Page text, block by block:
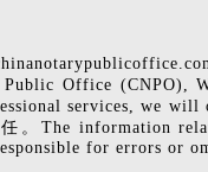
Office (CNPO),
services, we
The information
for errors or